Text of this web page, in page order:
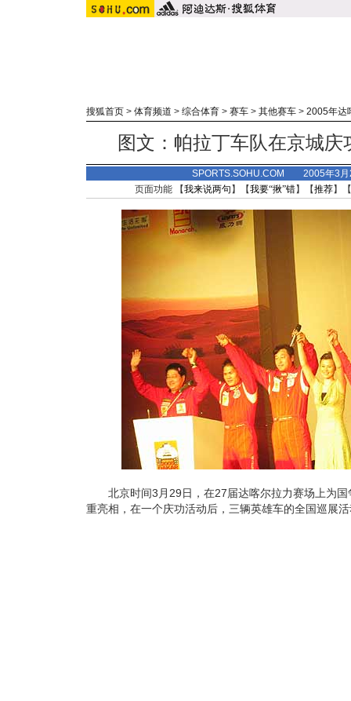
搜狐首页 > 体育频道 > 综合体育 > 赛车 > 其他赛车 > 2005年达
图文：帕拉丁车队在京城
SPORTS.SOHU.COM 2005年3
页面功能 【我来说两句 】【我要“揪”错】【推荐】
北京时间3月29日，在27届达喀尔拉力赛场上为国
重亮相，在一个庆功活动后，三辆英雄车的全国巡展